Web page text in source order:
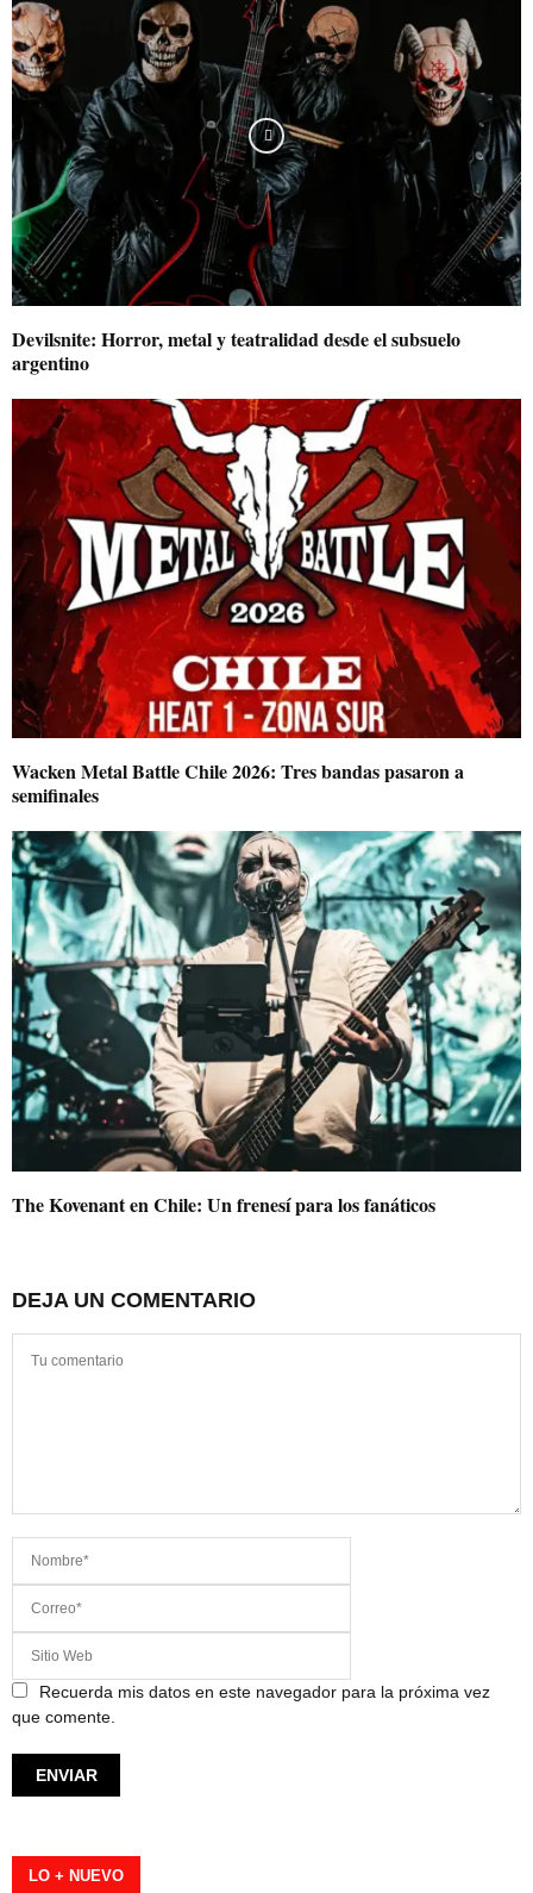
Devilsnite: Horror, metal y teatralidad desde el subsuelo
argentino
Wacken Metal Battle Chile 2026: Tres bandas pasaron a
semifinales
The Kovenant en Chile: Un frenesí para los fanáticos
DEJA UN COMENTARIO
Recuerda mis datos en este navegador para la próxima vez
que comente.
LO + NUEVO